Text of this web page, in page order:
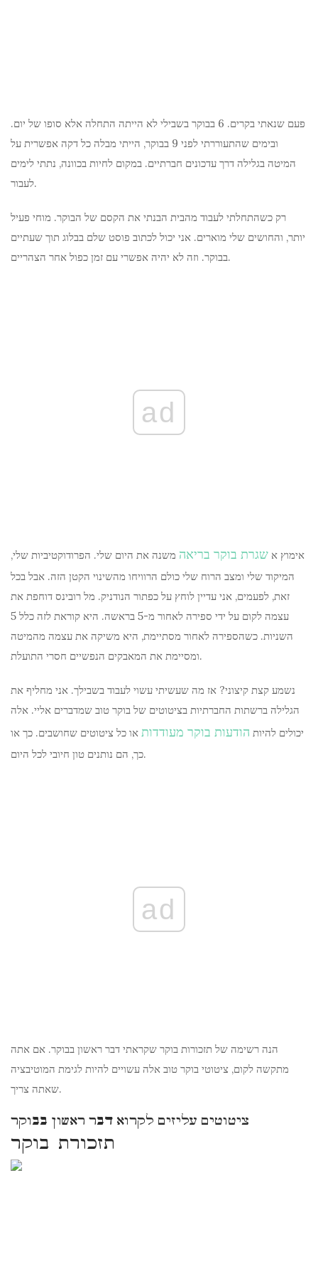
פעם שנאתי בקרים. 6 בבוקר בשבילי לא הייתה התחלה אלא סופו של יום.
ובימים שהתעוררתי לפני 9 בבוקר, הייתי מבלה כל דקה אפשרית על
המיטה בגלילה דרך עדכונים חברתיים. במקום לחיות בכוונה, נתתי לימים
לעבור.
רק כשהתחלתי לעבוד מהבית הבנתי את הקסם של הבוקר. מוחי פעיל
יותר, והחושים שלי מוארים. אני יכול לכתוב פוסט שלם בבלוג תוך שעתיים
בבוקר. וזה לא יהיה אפשרי עם זמן כפול אחר הצהריים.
ad
אימוץ א שגרת בוקר בריאה משנה את היום שלי. הפרודוקטיביות שלי,
המיקוד שלי ומצב הרוח שלי כולם הרוויחו מהשינוי הקטן הזה. אבל בכל
זאת, לפעמים, אני עדיין לוחץ על כפתור הנודניק. מל רובינס דוחפת את
עצמה לקום על ידי ספירה לאחור מ-5 בראשה. היא קוראת לזה כלל 5
השניות. כשהספירה לאחור מסתיימת, היא משיקה את עצמה מהמיטה
ומסיימת את המאבקים הנפשיים חסרי התועלת.
נשמע קצת קיצוני? אז מה שעשיתי עשוי לעבוד בשבילך. אני מחליף את
הגלילה ברשתות החברתיות בציטוטים של בוקר טוב שמדברים אליי. אלה
יכולים להיות הודעות בוקר מעודדות או כל ציטוטים שחושבים. כך או
כך, הם נותנים טון חיובי לכל היום.
ad
הנה רשימה של תזכורות בוקר שקראתי דבר ראשון בבוקר. אם אתה
מתקשה לקום, ציטוטי בוקר טוב אלה עשויים להיות לגימת המוטיבציה
שאתה צריך.
ציטוטים עליזים לקרוא דבר ראשון בבוקר
תזכורת בוקר